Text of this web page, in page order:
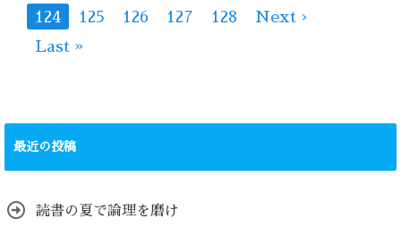
124
125 126 127 128
Next ›
Last »
最近の投稿
読書の夏で論理を磨け